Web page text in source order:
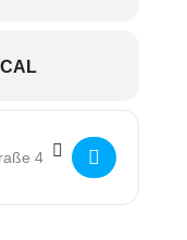
- Café Donnerstag []
Address - ungefiltert -